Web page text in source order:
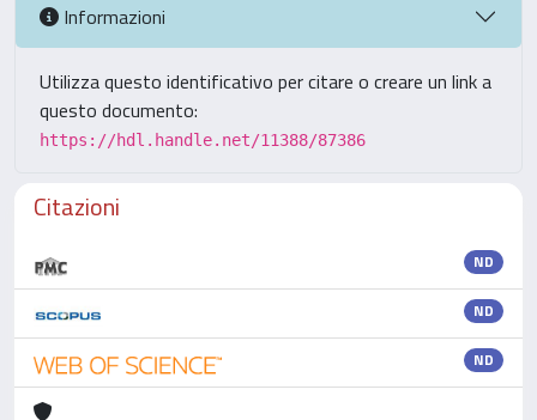
Informazioni
Utilizza questo identificativo per citare o creare un link a
questo documento:
https://hdl.handle.net/11388/87386
Citazioni
ND
ND
ND